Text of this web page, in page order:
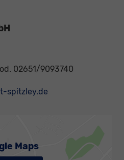
02651/9093740
spitzley.de
Maps